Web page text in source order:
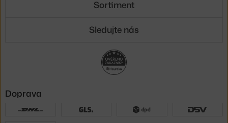
Sortiment
Sledujte nás
Doprava